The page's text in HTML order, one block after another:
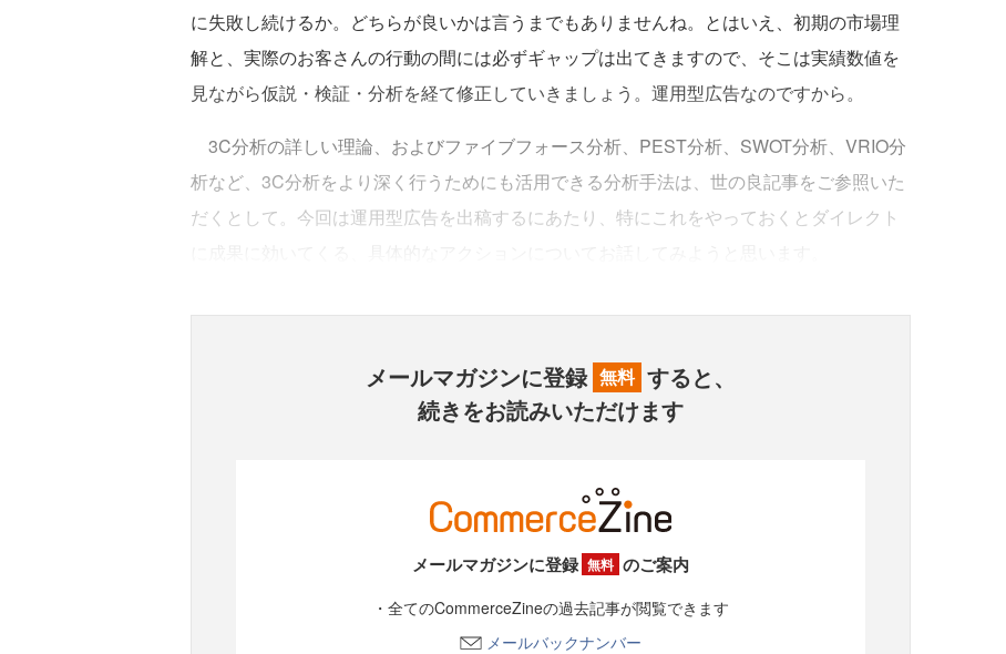
に失敗し続けるか。どちらが良いかは言うまでもありませんね。とはいえ、初期の市場理
解と、実際のお客さんの行動の間には必ずギャップは出てきますので、そこは実績数値を
見ながら仮説・検証・分析を経て修正していきましょう。運用型広告なのですから。
3C分析の詳しい理論、およびファイブフォース分析、PEST分析、SWOT分析、VRIO分
析など、3C分析をより深く行うためにも活用できる分析手法は、世の良記事をご参照いた
だくとして。今回は運用型広告を出稿するにあたり、特にこれをやっておくとダイレクト
メールマガジンに登録 無料 すると、
続きをお読みいただけます
メールマガジンに登録 無料 のご案内
・全てのCommerceZineの過去記事が閲覧できます
メールバックナンバー